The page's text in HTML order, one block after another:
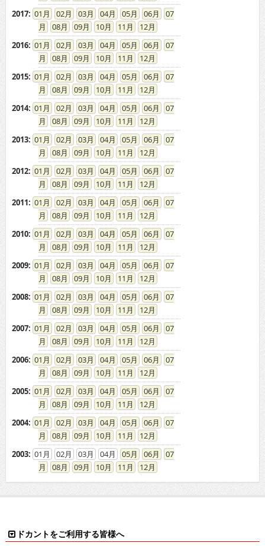
2017: 01 02 03 04 05 06
07
08
09 10 11
12
2016: 01 02 03 04 05 06
07
08
09 10 11
12
2015: 01 02 03 04 05 06
07
08
09 10 11
12
2014: 01 02 03 04 05 06
07
08
09 10 11
12
2013: 01 02 03 04 05 06
07
08
09 10 11
12
2012: 01 02 03 04 05 06
07
08
09 10 11
12
2011: 01 02 03 04 05 06
07
08
09 10 11
12
2010: 01 02 03 04 05 06
07
08
09 10 11
12
2009: 01 02 03 04 05 06
07
08
09 10 11
12
2008: 01 02 03 04 05 06
07
08
09 10 11
12
2007: 01 02 03 04 05 06
07
08
09 10 11
12
2006: 01 02 03 04 05 06
07
08
09 10 11
12
2005: 01 02 03 04 05 06
07
08
09 10 11
12
2004: 01 02 03 04 05 06
07
08
09 10 11
12
2003: 01 02 03 04 05 06
07
08
09 10 11 12
ドカントをご利用する皆様へ